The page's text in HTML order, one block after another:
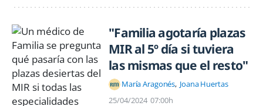
"Familia agotaría plazas
MIR al 5º día si tuviera
las mismas que el resto"
María Aragonés Joana Huertas
25/04/2024 07:00h